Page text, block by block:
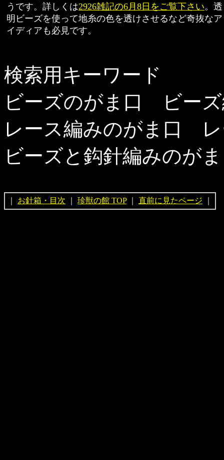
うです。詳しくは2926雑記の6月8日をご覧下さい。透
明ビーズを使って地糸の色を透けさせるなど奇抜なア
イディアも必見です。
検索用キーワード
ビーズのがま口 ビー
レース編みのがま口
ビーズと鈎針編みのが
お針箱・目次 珍獣の館 TOP｜ 直前に見たページ